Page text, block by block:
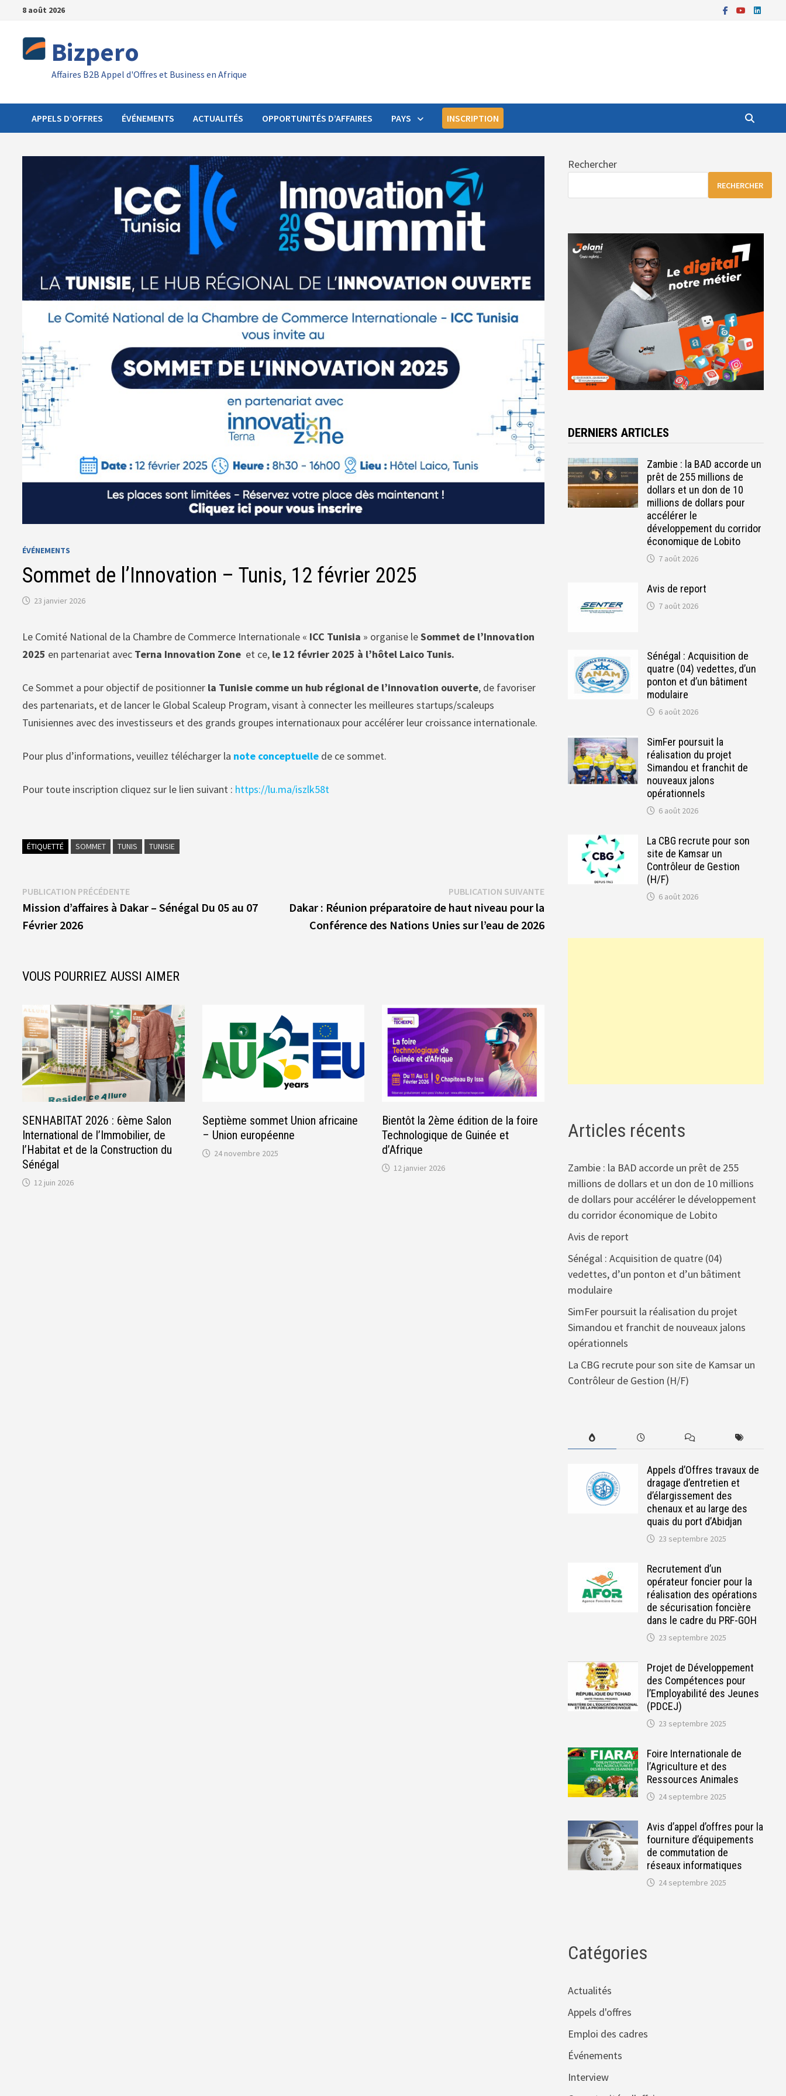
Passer
contenu
8 août 2026
Bizpero
Affaires B2B Appel d'Offres et Business en Afrique
APPELS D’OFFRES ÉVÉNEMENTS ACTUALITÉS OPPORTUNITÉS D’AFFAIRES PAYS INSCRIPTION
ÉVÉNEMENTS
Sommet de l’Innovation – Tunis, 12 février 2025
23 janvier 2026
Le Comité National de la Chambre de Commerce Internationale « ICC Tunisia » organise leSommet de l’Innovation
2025 en partenariat avec Terna Innovation Zone et ce, le 12 février 2025 à l’hôtel Laico Tunis.
Ce Sommet a pour objectif de positionner la Tunisie comme un hub régional de l’innovation ouverte, de favoriser
des partenariats, et de lancer le Global Scaleup Program, visant à connecter les meilleures startups/scaleups
Tunisiennes avec des investisseurs et des grands groupes internationaux pour accélérer leur croissance internationale.
Pour plus d’informations, veuillez télécharger la note conceptuelle de ce sommet.
Pour toute inscription cliquez sur le lien suivant : https://lu.ma/iszlk58t
ÉTIQUETTÉ SOMMET TUNIS TUNISIE
Navigation
de
PUBLICATION PRÉCÉDENTEPublication
précédente :
Mission d’affaires à Dakar – Sénégal Du 05 au 07
Février 2026
PUBLICATION SUIVANTEPublication
suivante :
Dakar : Réunion préparatoire de haut niveau pour la
Conférence des Nations Unies sur l’eau de 2026
VOUS POURRIEZ AUSSI AIMER
SENHABITAT 2026 : 6ème Salon
International de l’Immobilier, de
l’Habitat et de la Construction du
Sénégal
12 juin 2026
Septième sommet Union africaine
– Union européenne
24 novembre 2025
Bientôt la 2ème édition de la foire
Technologique de Guinée et
d’Afrique
12 janvier 2026
Rechercher
RECHERCHER
DERNIERS ARTICLES
Zambie : la BAD accorde un
prêt de 255 millions de
dollars et un don de 10
millions de dollars pour
accélérer le
développement du corridor
économique de Lobito
7 août 2026
Avis de report
7 août 2026
Sénégal : Acquisition de
quatre (04) vedettes, d’un
ponton et d’un bâtiment
modulaire
6 août 2026
SimFer poursuit la
réalisation du projet
Simandou et franchit de
nouveaux jalons
opérationnels
6 août 2026
La CBG recrute pour son
site de Kamsar un
Contrôleur de Gestion
(H/F)
6 août 2026
Articles récents
Zambie : la BAD accorde un prêt de 255
millions de dollars et un don de 10 millions
de dollars pour accélérer le développement
du corridor économique de Lobito
Avis de report
Sénégal : Acquisition de quatre (04)
vedettes, d’un ponton et d’un bâtiment
modulaire
SimFer poursuit la réalisation du projet
Simandou et franchit de nouveaux jalons
opérationnels
La CBG recrute pour son site de Kamsar un
Contrôleur de Gestion (H/F)
Appels d’Offres travaux de
dragage d’entretien et
d’élargissement des
chenaux et au large des
quais du port d’Abidjan
23 septembre 2025
Recrutement d’un
opérateur foncier pour la
réalisation des opérations
de sécurisation foncière
dans le cadre du PRF-GOH
23 septembre 2025
Projet de Développement
des Compétences pour
l’Employabilité des Jeunes
(PDCEJ)
23 septembre 2025
Foire Internationale de
l’Agriculture et des
Ressources Animales
24 septembre 2025
Avis d’appel d’offres pour la
fourniture d’équipements
de commutation de
réseaux informatiques
24 septembre 2025
Catégories
Actualités
Appels d'offres
Emploi des cadres
Événements
Interview